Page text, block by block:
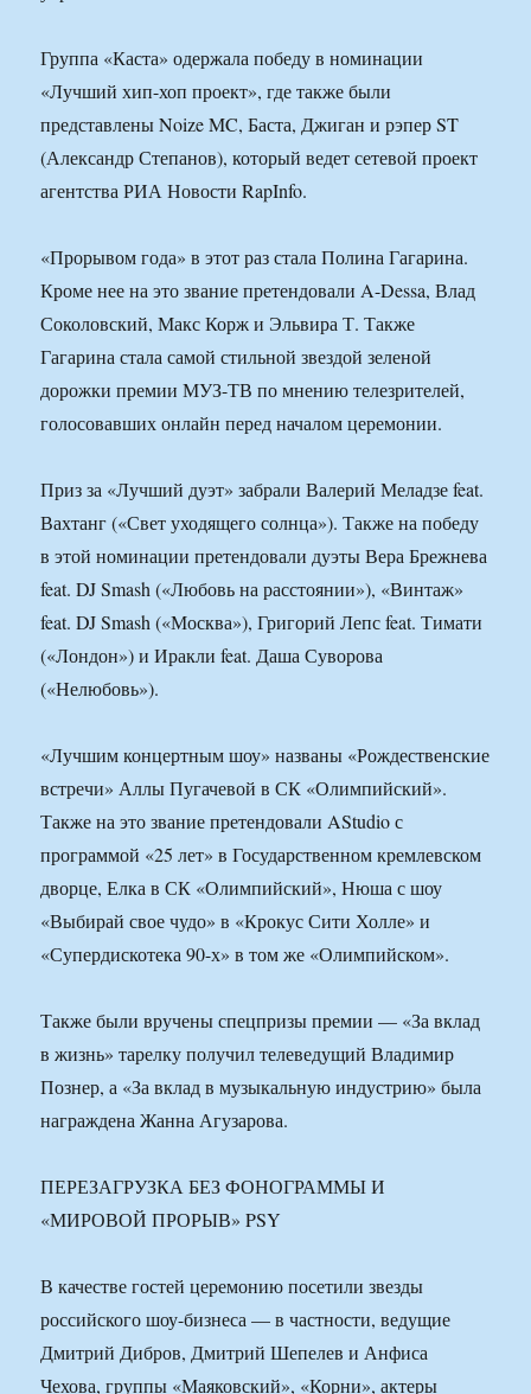
Группа «Каста» одержала победу в номинации
«Лучший хип-хоп проект», где также были
представлены Noize MC, Баста, Джиган и рэпер ST
(Александр Степанов), который ведет сетевой проект
агентства РИА Новости RapInfo.
«Прорывом года» в этот раз стала Полина Гагарина.
Кроме нее на это звание претендовали A-Dessa, Влад
Соколовский, Макс Корж и Эльвира Т. Также
Гагарина стала самой стильной звездой зеленой
дорожки премии МУЗ-ТВ по мнению телезрителей,
голосовавших онлайн перед началом церемонии.
Приз за «Лучший дуэт» забрали Валерий Меладзе feat.
Вахтанг («Свет уходящего солнца»). Также на победу
в этой номинации претендовали дуэты Вера Брежнева
feat. DJ Smash («Любовь на расстоянии»), «Винтаж»
feat. DJ Smash («Москва»), Григорий Лепс feat. Тимати
(«Лондон») и Иракли feat. Даша Суворова
(«Нелюбовь»).
«Лучшим концертным шоу» названы «Рождественские
встречи» Аллы Пугачевой в СК «Олимпийский».
Также на это звание претендовали AStudio с
программой «25 лет» в Государственном кремлевском
дворце, Елка в СК «Олимпийский», Нюша с шоу
«Выбирай свое чудо» в «Крокус Сити Холле» и
«Супердискотека 90-х» в том же «Олимпийском».
Также были вручены спецпризы премии — «За вклад
в жизнь» тарелку получил телеведущий Владимир
Познер, а «За вклад в музыкальную индустрию» была
награждена Жанна Агузарова.
ПЕРЕЗАГРУЗКА БЕЗ ФОНОГРАММЫ И
«МИРОВОЙ ПРОРЫВ» PSY
В качестве гостей церемонию посетили звезды
российского шоу-бизнеса — в частности, ведущие
Дмитрий Дибров, Дмитрий Шепелев и Анфиса
Чехова, группы «Маяковский», «Корни», актеры